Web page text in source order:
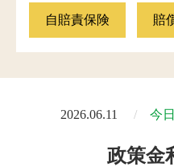
自賠責保険 賠
2026.06.11 今
政策金